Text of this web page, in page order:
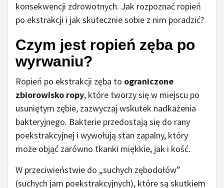
konsekwencji zdrowotnych. Jak rozpoznać ropień
po ekstrakcji i jak skutecznie sobie z nim poradzić?
Czym jest ropień zęba po
wyrwaniu?
Ropień po ekstrakcji zęba to ograniczone
zbiorowisko ropy, które tworzy się w miejscu po
usuniętym zębie, zazwyczaj wskutek nadkażenia
bakteryjnego. Bakterie przedostają się do rany
poekstrakcyjnej i wywołują stan zapalny, który
może objąć zarówno tkanki miękkie, jak i kość.
W przeciwieństwie do „suchych zębodołów”
(suchych jam poekstrakcyjnych), które są skutkiem